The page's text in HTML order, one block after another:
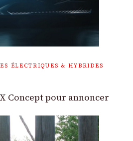
ÉLECTRIQUES & HYBRIDES
Concept pour annoncer